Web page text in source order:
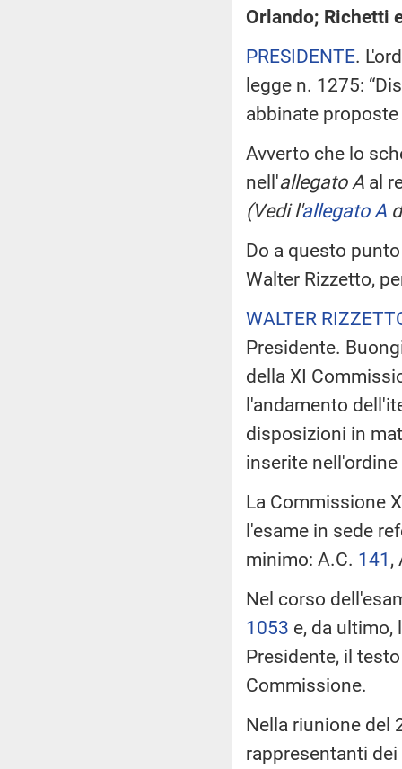
Orlando; Richetti
PRESIDENTE.
legge n. 1275:
abbinate
Avverto che lo
nell'allegato A al
(Vedi l'allegato A
Do a questo
Walter Rizzetto,
WALTER
Presidente.
della XI
l'andamento
disposizioni in
inserite
La Commissione
l'esame in sede
minimo: A.C. 141 ​,
Nel corso
1053 e, da
Presidente, il
Commissione.
Nella riunione del
rappresentanti